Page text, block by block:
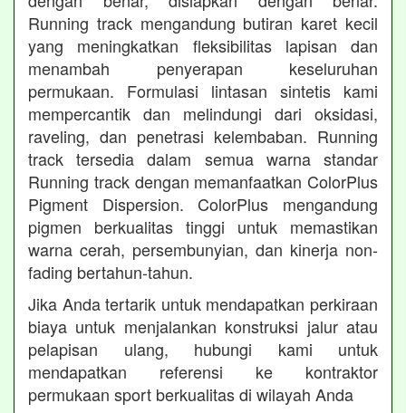
Running track mengandung butiran karet kecil
yang meningkatkan fleksibilitas lapisan dan
menambah penyerapan keseluruhan
permukaan. Formulasi lintasan sintetis kami
mempercantik dan melindungi dari oksidasi,
raveling, dan penetrasi kelembaban. Running
track tersedia dalam semua warna standar
Running track dengan memanfaatkan ColorPlus
Pigment Dispersion. ColorPlus mengandung
pigmen berkualitas tinggi untuk memastikan
warna cerah, persembunyian, dan kinerja non-
fading bertahun-tahun.
Jika Anda tertarik untuk mendapatkan perkiraan
biaya untuk menjalankan konstruksi jalur atau
pelapisan ulang, hubungi kami untuk
mendapatkan referensi ke kontraktor
permukaan sport berkualitas di wilayah Anda